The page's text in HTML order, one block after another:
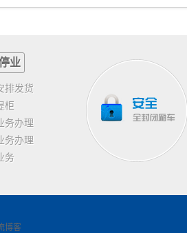
业
排发货
柜
务办理
务办理
务
博客